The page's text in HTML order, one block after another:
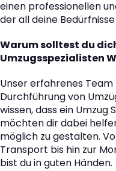
einen professionellen
der all deine
Warum solltest du
Umzugsspezialisten
Unser erfahrenes
Durchführung von
wissen, dass ein
möchten dir dabei
möglich zu gestalten.
Transport bis hin zur
bist du in guten Händen.